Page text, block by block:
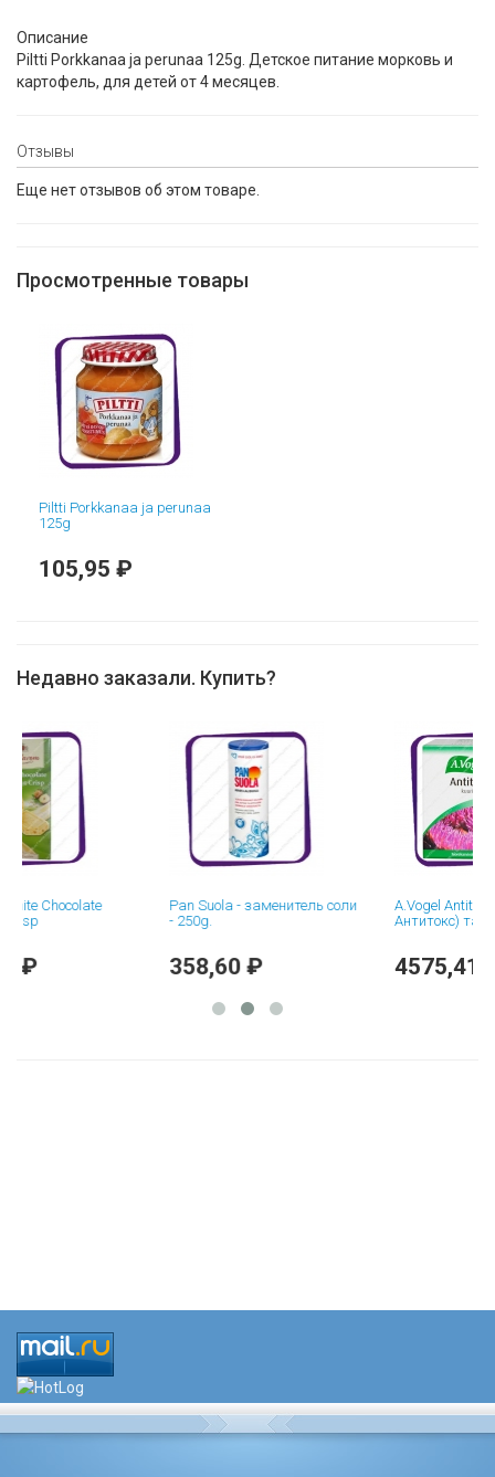
Описание
Piltti Porkkanaa ja perunaa 125g. Детское питание морковь и
картофель, для детей от 4 месяцев.
Отзывы
Еще нет отзывов об этом товаре.
Просмотренные товары
Piltti Porkkanaa ja perunaa
125g
105,95 ₽
Недавно заказали. Купить?
Pan Suola - заменитель соли
358,60 ₽
A.Vogel Antitox Kuuri
Антитокс) таблетки
4575,41 ₽